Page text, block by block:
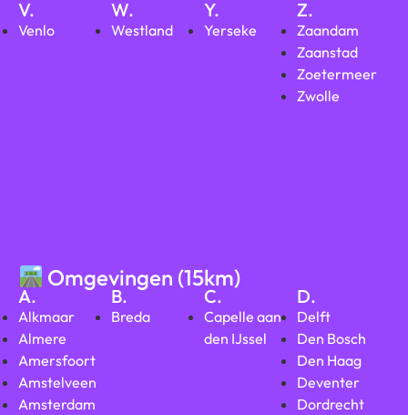
V.
Venlo
W.
Westland
Y.
Yerseke
Z.
Zaandam
Zaanstad
Zoetermeer
Zwolle
Omgevingen (15km)
A.
Alkmaar
Almere
Amersfoort
Amstelveen
Amsterdam
B.
Breda
C.
Capelle aan
den IJssel
D.
Delft
Den Bosch
Den Haag
Deventer
Dordrecht